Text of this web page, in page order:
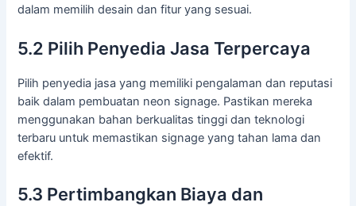
dalam memilih desain dan fitur yang sesuai.
5.2 Pilih Penyedia Jasa Terpercaya
Pilih penyedia jasa yang memiliki pengalaman dan reputasi
baik dalam pembuatan neon signage. Pastikan mereka
menggunakan bahan berkualitas tinggi dan teknologi
terbaru untuk memastikan signage yang tahan lama dan
efektif.
5.3 Pertimbangkan Biaya dan